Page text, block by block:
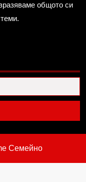
общото си
Семейно